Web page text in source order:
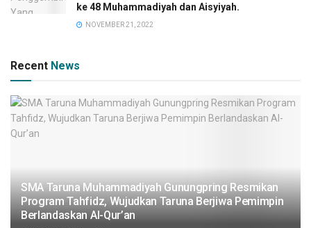
ke 48 Muhammadiyah dan Aisyiyah.
NOVEMBER 21, 2022
Recent News
SMA Taruna Muhammadiyah Gunungpring Resmikan
Program Tahfidz, Wujudkan Taruna Berjiwa Pemimpin
Berlandaskan Al-Qur’an